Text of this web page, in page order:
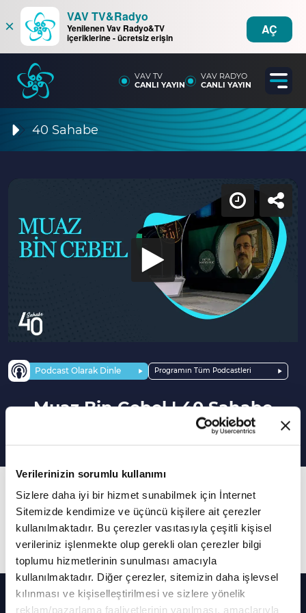
Verilerinizin sorumlu kullanımı
Sizlere daha iyi bir hizmet sunabilmek için İnternet
Sitemizde kendimize ve üçüncü kişilere ait çerezler
kullanılmaktadır. Bu çerezler vasıtasıyla çeşitli kişisel
verileriniz işlenmekte olup gerekli olan çerezler bilgi
toplumu hizmetlerinin sunulması amacıyla
kullanılmaktadır. Diğer çerezler, sitemizin daha işlevsel
kılınması ve kişiselleştirilmesi ve sizlere yönelik
reklam/pazarlama faaliyetlerinin yapılması, amaçlarıyla
×
VAV TV&Radyo
Yenilenen Vav Radyo&TV
içeriklerine - ücretsiz erişin
AÇ
VAV TV
CANLI YAYIN
VAV RADYO
CANLI YAYIN
40 Sahabe
Podcast Olarak Dinle Programın Tüm Podcastleri
Muaz Bin Cebel | 40 Sahabe
Mustafa İyidoğan ile "Muaz Bin Cebel'in (R.A.)"
hayatı anlatılıyor.
Diğer Bölümler